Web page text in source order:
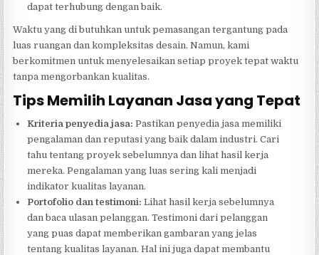
dapat terhubung dengan baik.
Waktu yang di butuhkan untuk pemasangan tergantung pada
luas ruangan dan kompleksitas desain. Namun, kami
berkomitmen untuk menyelesaikan setiap proyek tepat waktu
tanpa mengorbankan kualitas.
Tips Memilih Layanan Jasa yang Tepat
Kriteria penyedia jasa: Pastikan penyedia jasa memiliki
pengalaman dan reputasi yang baik dalam industri. Cari
tahu tentang proyek sebelumnya dan lihat hasil kerja
mereka. Pengalaman yang luas sering kali menjadi
indikator kualitas layanan.
Portofolio dan testimoni: Lihat hasil kerja sebelumnya
dan baca ulasan pelanggan. Testimoni dari pelanggan
yang puas dapat memberikan gambaran yang jelas
tentang kualitas layanan. Hal ini juga dapat membantu